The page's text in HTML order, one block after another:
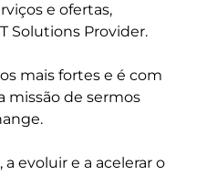
e ofertas,
Solutions Provider.
mais fortes e é com
missão de sermos
evoluir e a acelerar o